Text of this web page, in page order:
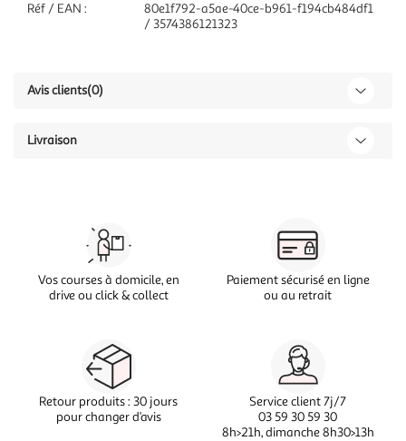
Réf / EAN :
80e1f792-a5ae-40ce-b961-f194cb484df1
/ 3574386121323
Avis clients(0)
Livraison
Vos courses à domicile, en
drive ou click & collect
Paiement sécurisé en ligne
ou au retrait
Retour produits : 30 jours
pour changer d’avis
Service client 7j/7
03 59 30 59 30
8h>21h, dimanche 8h30>13h